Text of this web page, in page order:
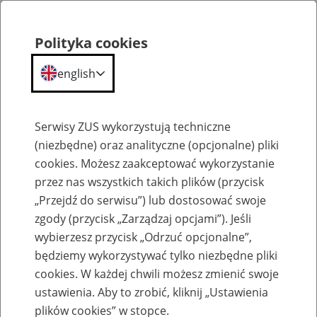
Komunikaty
Możliwe opóźnienia w otrzymywaniu
Urzędowego Poświadczenia Odbioru
Polityka cookies
english
Serwisy ZUS wykorzystują techniczne
(niezbędne) oraz analityczne (opcjonalne) pliki
cookies. Możesz zaakceptować wykorzystanie
przez nas wszystkich takich plików (przycisk
„Przejdź do serwisu”) lub dostosować swoje
zgody (przycisk „Zarządzaj opcjami”). Jeśli
wybierzesz przycisk „Odrzuć opcjonalne”,
będziemy wykorzystywać tylko niezbędne pliki
cookies. W każdej chwili możesz zmienić swoje
ustawienia. Aby to zrobić, kliknij „Ustawienia
plików cookies” w stopce.